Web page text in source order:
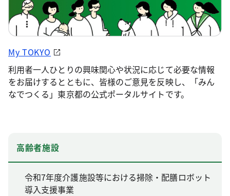
My TOKYO
利用者一人ひとりの興味関心や状況に応じて必要な情報
をお届けするとともに、皆様のご意見を反映し、「みん
なでつくる」東京都の公式ポータルサイトです。
高齢者施設
令和7年度介護施設等における掃除・配膳ロボット
導入支援事業